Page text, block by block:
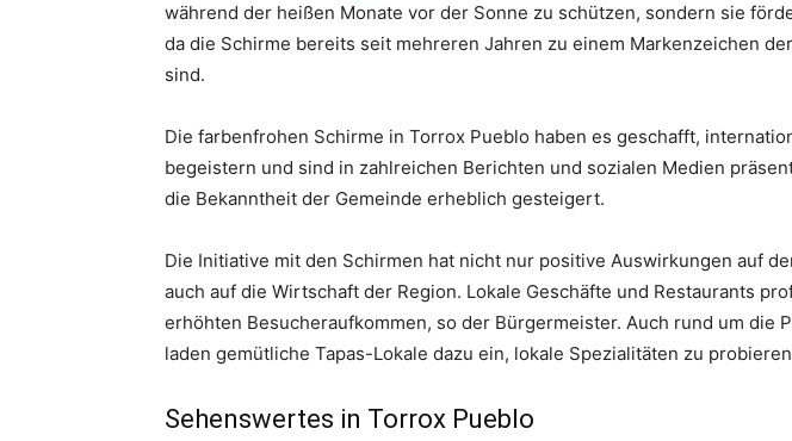
während der heißen Monate vor der Sonne zu schützen, sondern sie
da die Schirme bereits seit mehreren Jahren zu einem Markenzeichen
sind.
Die farbenfrohen Schirme in Torrox Pueblo haben es geschafft,
begeistern und sind in zahlreichen Berichten und sozialen Medien
die Bekanntheit der Gemeinde erheblich gesteigert.
Die Initiative mit den Schirmen hat nicht nur positive Auswirkungen auf
auch auf die Wirtschaft der Region. Lokale Geschäfte und Restaurants
erhöhten Besucheraufkommen, so der Bürgermeister. Auch rund um die
laden gemütliche Tapas-Lokale dazu ein, lokale Spezialitäten zu
Sehenswertes in Torrox Pueblo